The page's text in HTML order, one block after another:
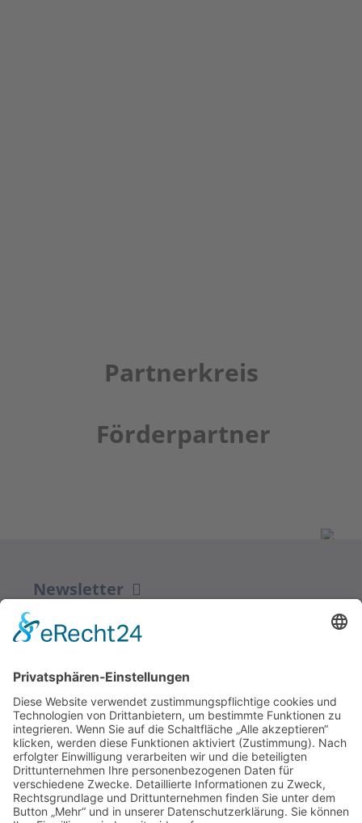
Partnerkreis
Förderpartner
Newsletter
ZUR ANMELDUNG
Redaktion bbkult.net
Centrum Bavaria Bohemia (CeBB)
Dr. Veronika Hofinger
Freyung 1, 92539 Schönsee
Tel.:+49 (0)9674 / 92 48 78
veronika.hofinger@cebb.de